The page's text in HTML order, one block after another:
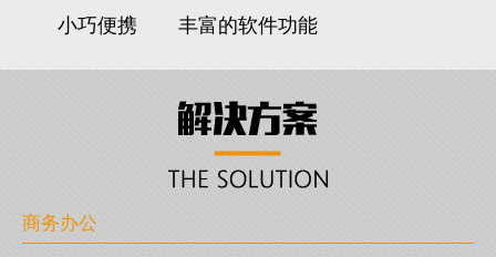
小巧便携 丰富的软件功能
商务办公